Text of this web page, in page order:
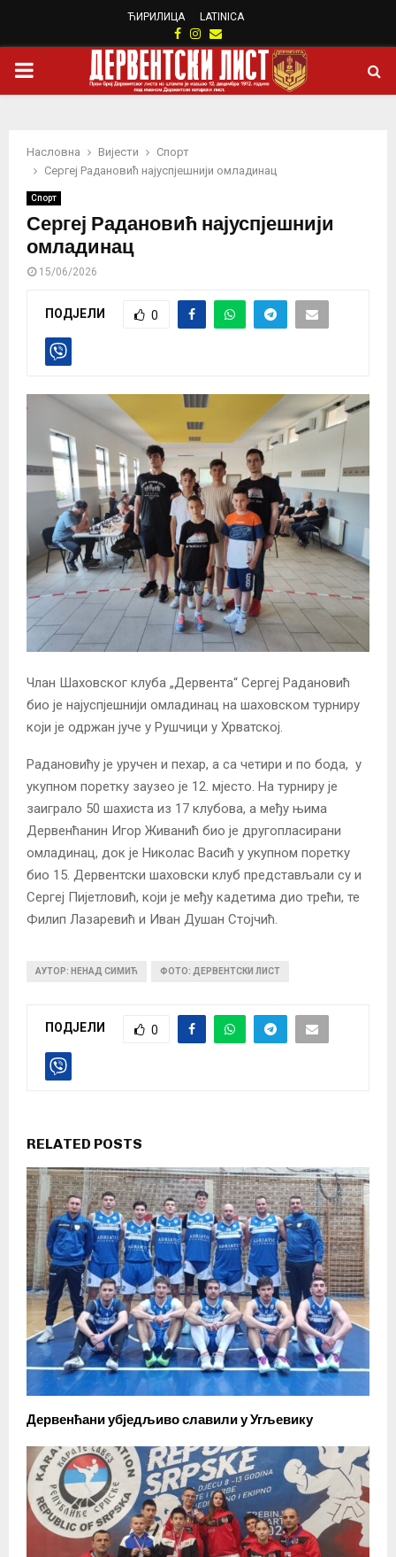
ЋИРИЛИЦА LATINICA
Facebook
Instagram
Email
PRIMARY
Насловна Вијести
Спорт
Сергеј Радановић најуспјешнији омладинац
Спорт
Сергеј Радановић најуспјешнији
омладинац
15/06/2026
ПОДЈЕЛИ 0
Члан Шаховског клуба „Дервента“ Сергеј Радановић
био је најуспјешнији омладинац на шаховском турниру
који је одржан јуче у Рушчици у Хрватској.
Радановићу је уручен и пехар, а са четири и по бода, у
укупном поретку заузео је 12. мјесто. На турниру је
заиграло 50 шахиста из 17 клубова, а међу њима
Дервенћанин Игор Живанић био је другопласирани
омладинац, док је Николас Васић у укупном поретку
био 15. Дервентски шаховски клуб представљали су и
Сергеј Пијетловић, који је међу кадетима дио трећи, те
Филип Лазаревић и Иван Душан Стојчић.
АУТОР: НЕНАД СИМИЋ ФОТО: ДЕРВЕНТСКИ ЛИСТ
ПОДЈЕЛИ 0
RELATED POSTS
Дервенћани убједљиво славили у Угљевику